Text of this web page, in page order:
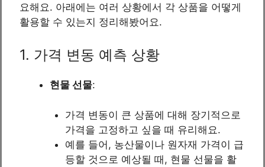
요해요. 아래에는 여러 상황에서 각 상품을 어떻게
활용할 수 있는지 정리해봤어요.
1. 가격 변동 예측 상황
현물 선물:
가격 변동이 큰 상품에 대해 장기적으로
가격을 고정하고 싶을 때 유리해요.
예를 들어, 농산물이나 원자재 가격이 급
등할 것으로 예상될 때, 현물 선물을 활